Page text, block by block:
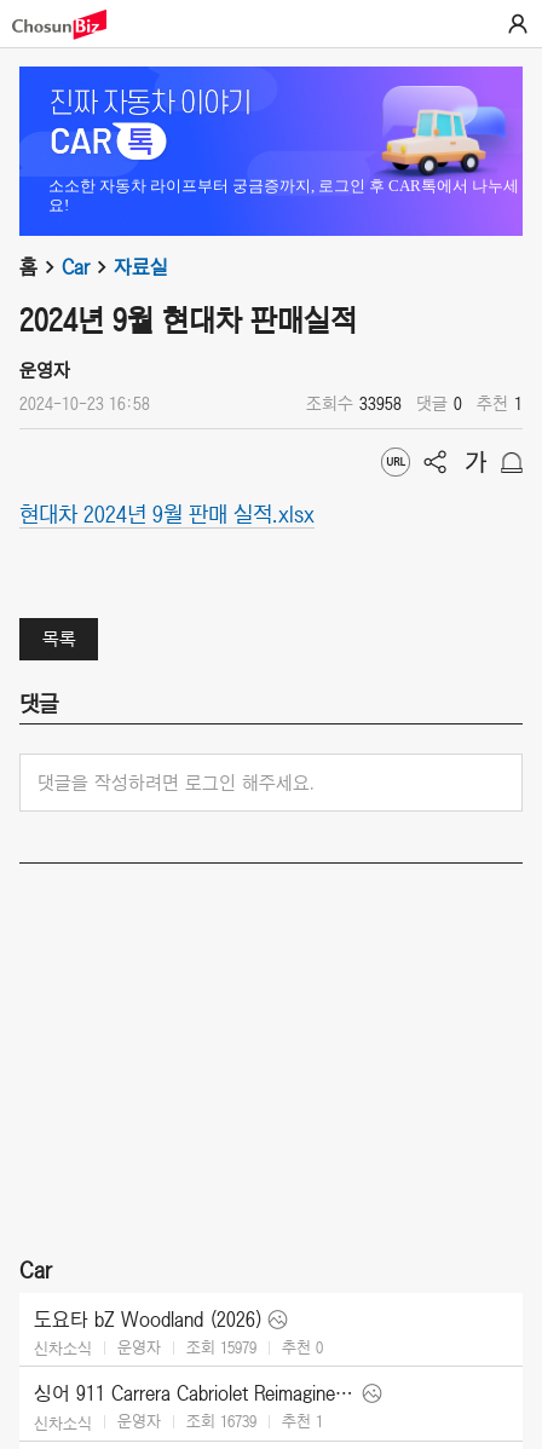
소소한 자동차 라이프부터 궁금증까지, 로그인 후 CAR톡에서 나누세
요!
홈 Car 자료실
2024년 9월 현대차 판매실적
운영자
2024-10-23 16:58 조회수 33958 댓글 0 추천 1
현대차 2024년 9월 판매 실적.xlsx
목록
댓글
댓글을 작성하려면 로그인 해주세요.
Car
도요타 bZ Woodland (2026)
신차소식 운영자 조회 15979 추천 0
싱어 911 Carrera Cabriolet Reimagined Type 964 (2026)
신차소식 운영자 조회 16739 추천 1